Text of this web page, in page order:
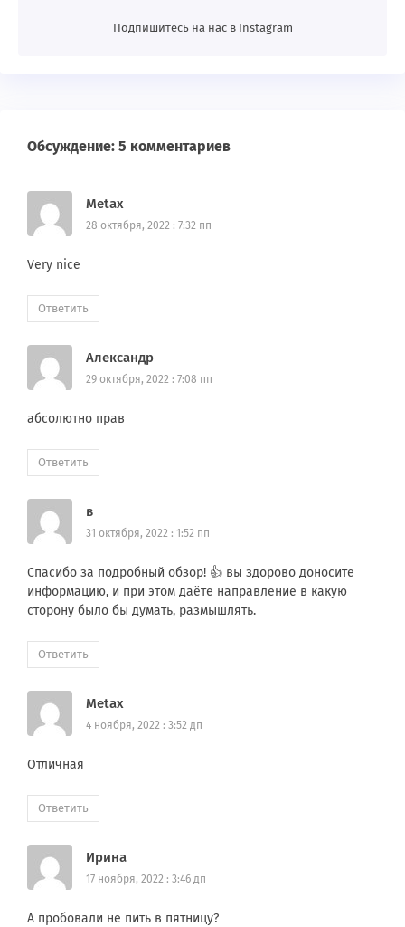
Подпишитесь на нас в Instagram
Обсуждение: 5 комментариев
Metax
28 октября, 2022 : 7:32 пп
Very nice
Ответить
Александр
29 октября, 2022 : 7:08 пп
абсолютно прав
Ответить
в
31 октября, 2022 : 1:52 пп
Спасибо за подробный обзор! 👍 вы здорово доносите
информацию, и при этом даёте направление в какую
сторону было бы думать, размышлять.
Ответить
Metax
4 ноября, 2022 : 3:52 дп
Отличная
Ответить
Ирина
17 ноября, 2022 : 3:46 дп
А пробовали не пить в пятницу?